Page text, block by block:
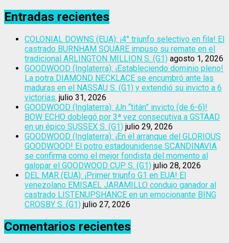
Entradas recientes
COLONIAL DOWNS (EUA): ¡4° triunfo selectivo en fila! El
castrado BURNHAM SQUARE impuso su remate en el
tradicional ARLINGTON MILLION S. (G1) agosto 1, 2026
GOODWOOD (Inglaterra): ¡Estableciendo dominio pleno!
La potra DIAMOND NECKLACE se encumbró ante las
maduras en el NASSAU S. (G1) y extendió su invicto a 6
victorias. julio 31, 2026
GOODWOOD (Inglaterra): ¡Un “titán” invicto (de 6-6)!
BOW ECHO doblegó por 3ª vez consecutiva a GSTAAD
en un épico SUSSEX S. (G1) julio 29, 2026
GOODWOOD (Inglaterra): ¡En el arranque del GLORIOUS
GOODWOOD! El potro estadounidense SCANDINAVIA
se confirma como el mejor fondista del momento al
galopar el GOODWOOD CUP S. (G1) julio 28, 2026
DEL MAR (EUA): ¡Primer triunfo G1 en EUA! El
venezolano EMISAEL JARAMILLO condujo ganador al
castrado LISTENUPSHANCE en un emocionante BING
CROSBY S. (G1) julio 27, 2026
Comentarios recientes